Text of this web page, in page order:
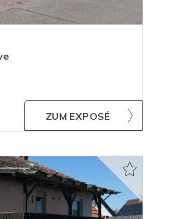
ZUM EXPOSÉ